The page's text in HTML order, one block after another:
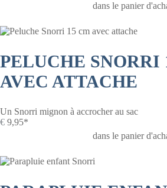
dans le panier
PELUCHE SNORRI
AVEC ATTACHE
Un Snorri mignon à accrocher au sac
€ 9,95*
dans le panier